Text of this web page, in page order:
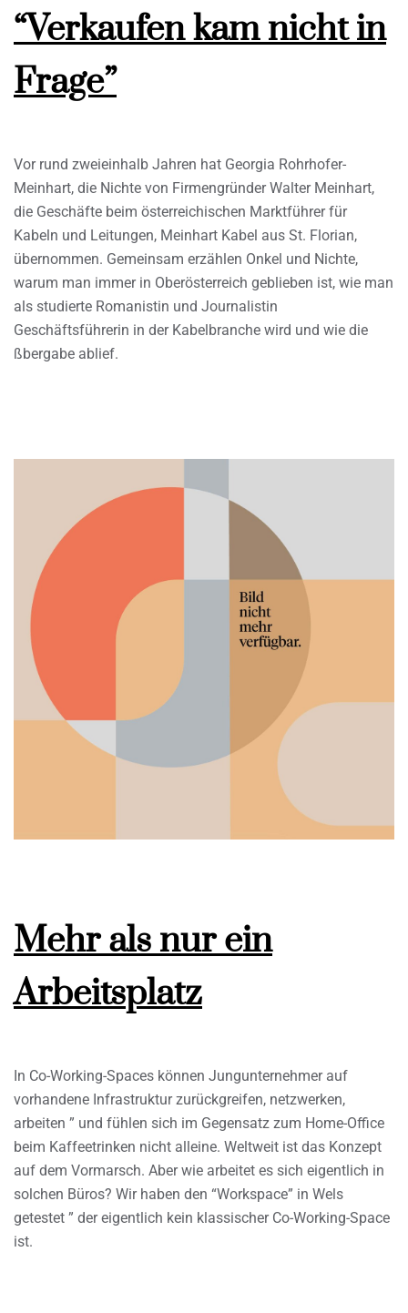
“Verkaufen kam nicht in
Frage”
Vor rund zweieinhalb Jahren hat Georgia Rohrhofer-
Meinhart, die Nichte von Firmengründer Walter Meinhart,
die Geschäfte beim österreichischen Marktführer für
Kabeln und Leitungen, Meinhart Kabel aus St. Florian,
übernommen. Gemeinsam erzählen Onkel und Nichte,
warum man immer in Oberösterreich geblieben ist, wie man
als studierte Romanistin und Journalistin
Geschäftsführerin in der Kabelbranche wird und wie die
ßbergabe ablief.
Mehr als nur ein
Arbeitsplatz
In Co-Working-Spaces können Jungunternehmer auf
vorhandene Infrastruktur zurückgreifen, netzwerken,
arbeiten ” und fühlen sich im Gegensatz zum Home-Office
beim Kaffeetrinken nicht alleine. Weltweit ist das Konzept
auf dem Vormarsch. Aber wie arbeitet es sich eigentlich in
solchen Büros? Wir haben den “Workspace” in Wels
getestet ” der eigentlich kein klassischer Co-Working-Space
ist.